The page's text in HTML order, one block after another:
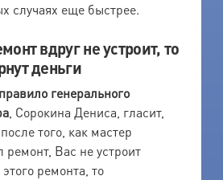
случаях еще быстрее.
вдруг не устроит, то
деньги
генерального
, Сорокина Дениса, гласит,
того, как мастер
ремонт, Вас не устроит
этого ремонта, то